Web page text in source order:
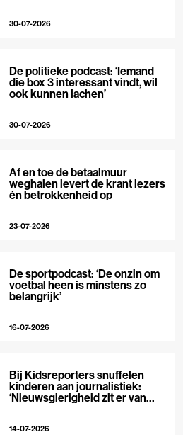
30-07-2026
De politieke podcast: ‘Iemand
die box 3 interessant vindt, wil
ook kunnen lachen’
30-07-2026
Af en toe de betaalmuur
weghalen levert de krant lezers
én betrokkenheid op
23-07-2026
De sportpodcast: ‘De onzin om
voetbal heen is minstens zo
belangrijk’
16-07-2026
Bij Kidsreporters snuffelen
kinderen aan journalistiek:
‘Nieuwsgierigheid zit er van
14-07-2026